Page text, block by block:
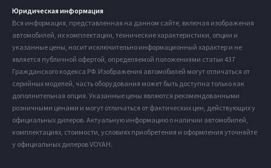
Юридическая информация
Вся информация, представленная на данном сайте, включая изображения
автомобилей, их комплектации, технические характеристики, опции и
указанные цены, носит исключительно информационный характер и не
является публичной офертой, определяемой положениями статьи 437
Гражданского кодекса РФ. Изображения автомобилей могут отличаться от
серийных моделей, часть оборудования может быть доступна только как
дополнительная опция. Указанные цены являются рекомендованными
розничными ценами и могут отличаться от фактических цен, действующих у
официальных дилеров. Актуальную информацию о наличии автомобилей,
комплектациях, стоимости, условиях приобретения и оформления уточняйте
у официальных дилеров VOYAH.